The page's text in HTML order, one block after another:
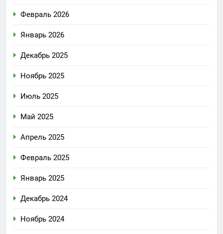
Февраль 2026
Январь 2026
Декабрь 2025
Ноябрь 2025
Июль 2025
Май 2025
Апрель 2025
Февраль 2025
Январь 2025
Декабрь 2024
Ноябрь 2024